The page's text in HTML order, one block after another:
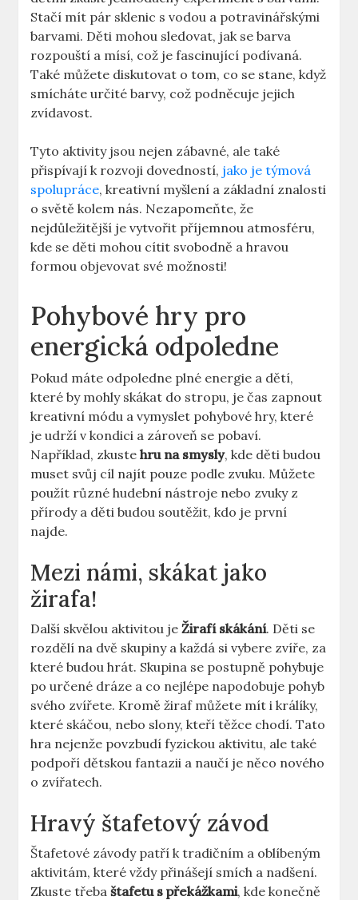
Stačí mít pár sklenic s vodou a potravinářskými
barvami. Děti mohou sledovat, jak se barva
rozpouští a mísí, což je fascinující podívaná.
Také můžete diskutovat ⁢o tom, co se stane, když
​smícháte určité barvy, což podněcuje jejich
zvídavost.
Tyto aktivity⁣ jsou‌ nejen zábavné, ale také
přispívají ‌k rozvoji dovedností, jako je týmová
spolupráce, kreativní myšlení a základní znalosti
o ⁣světě kolem nás. Nezapomeňte,⁤ že
nejdůležitější je vytvořit příjemnou atmosféru,
kde se děti mohou cítit svobodně a hravou
⁤formou objevovat své možnosti!
Pohybové⁤ hry pro
energická odpoledne
Pokud máte odpoledne plné energie a dětí,​
které by ​mohly skákat do stropu, je čas ⁤zapnout
kreativní módu a ⁣vymyslet pohybové hry, které
je udrží v kondici a zároveň⁢ se pobaví.
Například, zkustehru na smysly, kde děti budou
muset svůj cíl najít pouze podle zvuku. Můžete
použít‍ různé hudební nástroje ⁤nebo zvuky z
přírody a děti budou soutěžit, kdo je první
najde.
Mezi námi, skákat jako
žirafa!
Další ⁤skvělou aktivitou jeŽirafí skákání. Děti se
rozdělí na dvě skupiny a každá si vybere zvíře, za
které budou hrát. Skupina‌ se postupně pohybuje
po určené dráze a co nejlépe napodobuje pohyb
svého zvířete. Kromě žiraf můžete mít i králíky,
které skáčou, nebo slony, kteří ‌těžce chodí.⁤ Tato
hra nejenže povzbudí fyzickou aktivitu, ale také
podpoří dětskou fantazii a‍ naučí je něco nového
o zvířatech.
Hravý štafetový závod
Štafetové závody ⁢patří k⁣ tradičním a oblíbeným
⁤aktivitám, které vždy přinášejí smích a nadšení.
Zkuste třebaštafetu s překážkami, kde konečně